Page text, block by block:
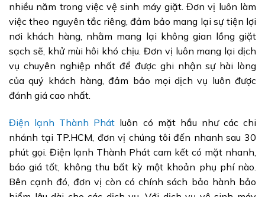
nhiều năm trong việc vệ sinh máy giặt. Đơn vị luôn làm
việc theo nguyên tắc riêng, đảm bảo mang lại sự tiện lợi
nơi khách hàng, nhằm mang lại không gian lồng giặt
sạch sẽ, khử mùi hôi khó chịu. Đơn vị luôn mang lại dịch
vụ chuyên nghiệp nhất để được ghi nhận sự hài lòng
của quý khách hàng, đảm bảo mọi dịch vụ luôn được
đánh giá cao nhất.
Điện lạnh Thành Phát luôn có mặt hầu như các chi
nhánh tại TP.HCM, đơn vị chúng tôi đến nhanh sau 30
phút gọi. Điện lạnh Thành Phát cam kết có mặt nhanh,
báo giá tốt, không thu bất kỳ một khoản phụ phí nào.
Bên cạnh đó, đơn vị còn có chính sách bảo hành bảo